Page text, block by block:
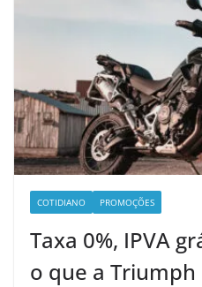
COTIDIANO PROMOÇÕES
Taxa 0%, IPVA
o que a